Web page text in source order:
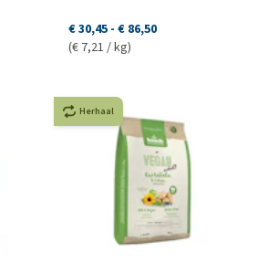
€ 30,45 - € 86,50
(€ 7,21 / kg)
Herhaal